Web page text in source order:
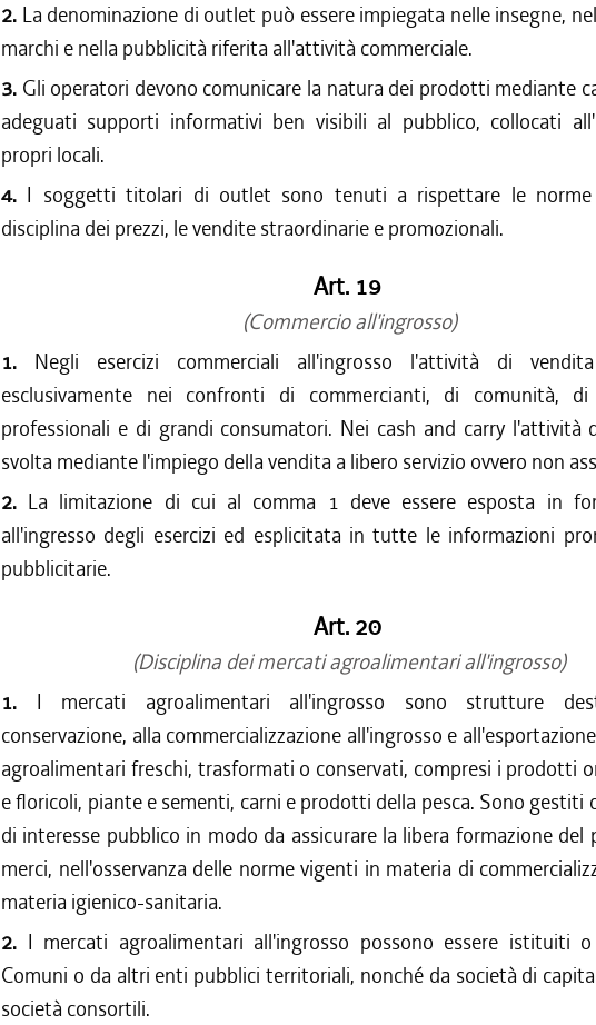
2. La denominazione di outlet può essere impiegata nelle insegne,
marchi e nella pubblicità riferita all'attività commerciale.
3. Gli operatori devono comunicare la natura dei prodotti mediante
adeguati supporti informativi ben visibili al pubblico, collocati
propri locali.
4. I soggetti titolari di outlet sono tenuti a rispettare le
disciplina dei prezzi, le vendite straordinarie e promozionali.
Art. 19
(Commercio all'ingrosso)
1. Negli esercizi commerciali all'ingrosso l'attività di
esclusivamente nei confronti di commercianti, di comunità, di
professionali e di grandi consumatori. Nei cash and carry l'attività
svolta mediante l'impiego della vendita a libero servizio ovvero non
2. La limitazione di cui al comma 1 deve essere esposta in
all'ingresso degli esercizi ed esplicitata in tutte le informazioni
pubblicitarie.
Art. 20
(Disciplina dei mercati agroalimentari all'ingrosso)
1. I mercati agroalimentari all'ingrosso sono strutture
conservazione, alla commercializzazione all'ingrosso e
agroalimentari freschi, trasformati o conservati, compresi i prodotti
e floricoli, piante e sementi, carni e prodotti della pesca. Sono gestiti
di interesse pubblico in modo da assicurare la libera formazione del
merci, nell'osservanza delle norme vigenti in materia di
materia igienico-sanitaria.
2. I mercati agroalimentari all'ingrosso possono essere istituiti
Comuni o da altri enti pubblici territoriali, nonché da società di
società consortili.